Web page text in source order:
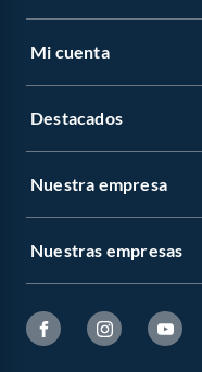
Mi cuenta
Destacados
Nuestra empresa
Nuestras empresas